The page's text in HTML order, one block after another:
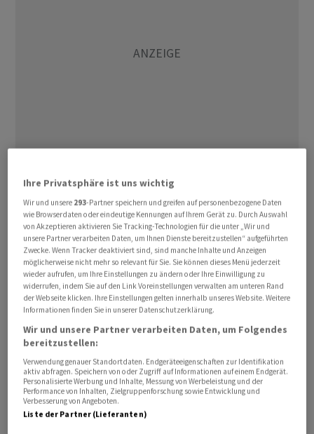
Das vom Essener Forschungsinstitut RWI ‌und ⁠dem
Institut für Seeverkehrswirtschaft und Logistik (ISL) am
Montag veröffentlichte Barometer ⁠legte um 0,3 auf
141,9 Punkte zu. Damit stabilisiert sich der Index ‌für
den Containerumschlag in den internationalen Häfen
nach den deutlichen Rückgängen der beiden
Vormonate. ‌Ein Grund dafür dürfte ​laut den Forschern
sein, dass die Belastungen durch die stark gestiegenen
Ölpreise infolge des Iran-Kriegs nachgelassen haben.
Der Ölpreis der Sorte Brent erreichte seinen
Höchstwert Ende April und ist seitdem wieder ‌um fast
30 Prozent gefallen. Die für den internationalen
Öltransport wichtige Schifffahrtsroute Strasse von
Hormus war im Mai jedoch weiterhin ​weitgehend
Ihre Privatsphäre ist uns wichtig
Wir und unsere 293-Partner speichern und greifen auf personenbezogene Daten
wie Browserdaten oder eindeutige Kennungen auf Ihrem Gerät zu. Durch Auswahl
von Akzeptieren aktivieren Sie Tracking-Technologien für die unter „Wir und
unsere Partner verarbeiten Daten, um Ihnen Dienste bereitzustellen“ aufgeführten
Zwecke. Wenn Tracker deaktiviert sind, sind manche Inhalte und Anzeigen
möglicherweise nicht mehr so relevant für Sie. Sie können dieses Menü jederzeit
wieder aufrufen, um Ihre Einstellungen zu ändern oder Ihre Einwilligung zu
widerrufen, indem Sie auf den Link Voreinstellungen verwalten am unteren Rand
der Webseite klicken. Ihre Einstellungen gelten innerhalb unseres Website. Weitere
Informationen finden Sie in unserer Datenschutzerklärung.
Wir und unsere Partner verarbeiten Daten, um Folgendes
bereitzustellen:
Verwendung genauer Standortdaten. Endgeräteeigenschaften zur Identifikation
aktiv abfragen. Speichern von oder Zugriff auf Informationen auf einem Endgerät.
Personalisierte Werbung und Inhalte, Messung von Werbeleistung und der
Performance von Inhalten, Zielgruppenforschung sowie Entwicklung und
Verbesserung von Angeboten.
Liste der Partner (Lieferanten)